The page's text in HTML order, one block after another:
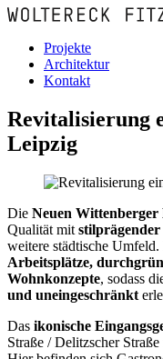
Projekte
Architektur
Kontakt
Revitalisierung
Leipzig
Die Neuen Wittenberger
Qualität mit
weitere städtische
Arbeitsplätze,
Wohnkonzepte, sodass
und uneingeschränkt
Das ikonische
Straße / Delitzscher